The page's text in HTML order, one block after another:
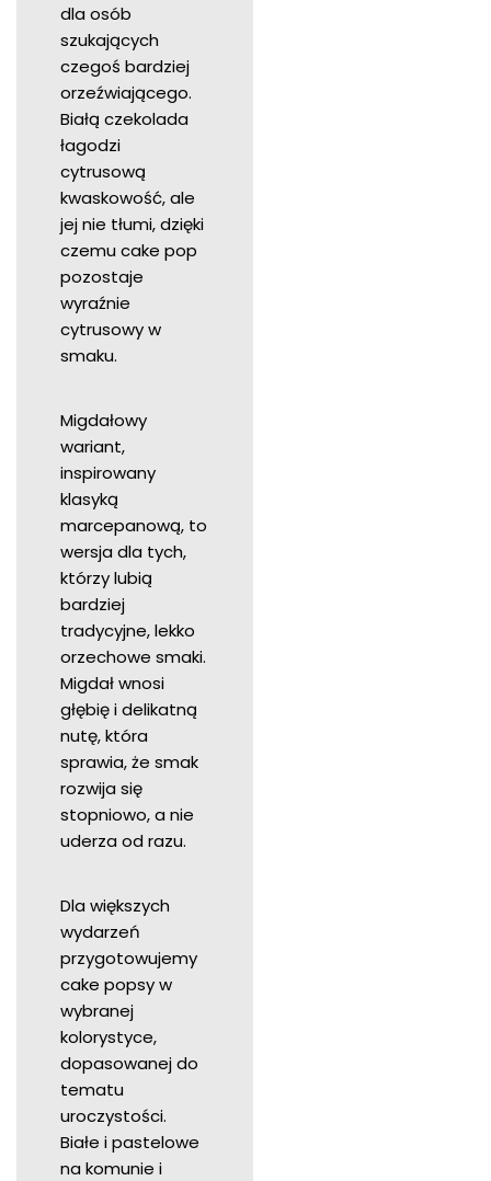
dla osób
szukających
czegoś bardziej
orzeźwiającego.
Białą czekolada
łagodzi
cytrusową
kwaskowość, ale
jej nie tłumi, dzięki
czemu cake pop
pozostaje
wyraźnie
cytrusowy w
smaku.
Migdałowy
wariant,
inspirowany
klasyką
marcepanową, to
wersja dla tych,
którzy lubią
bardziej
tradycyjne, lekko
orzechowe smaki.
Migdał wnosi
głębię i delikatną
nutę, która
sprawia, że smak
rozwija się
stopniowo, a nie
uderza od razu.
Dla większych
wydarzeń
przygotowujemy
cake popsy w
wybranej
kolorystyce,
dopasowanej do
tematu
uroczystości.
Białe i pastelowe
na komunie i